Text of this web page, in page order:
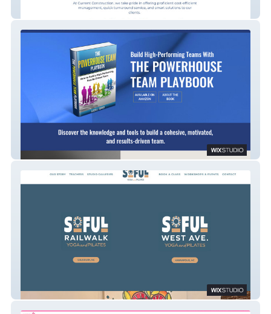
Current Construction
The Powerhouse Team
SoFul Studios